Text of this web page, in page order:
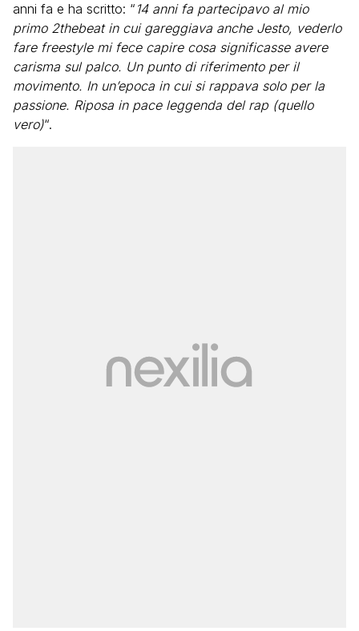
anni fa e ha scritto: “ 14 anni fa partecipavo al mio
primo 2thebeat in cui gareggiava anche Jesto, vederlo
fare freestyle mi fece capire cosa significasse avere
carisma sul palco. Un punto di riferimento per il
movimento. In un’epoca in cui si rappava solo per la
passione. Riposa in pace leggenda del rap (quello
vero)“.